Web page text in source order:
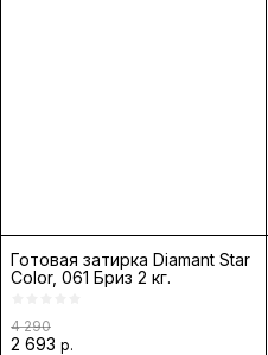
Готовая затирка Diamant Star
Color, 061 Бриз 2 кг.
4 290
2 693 р.